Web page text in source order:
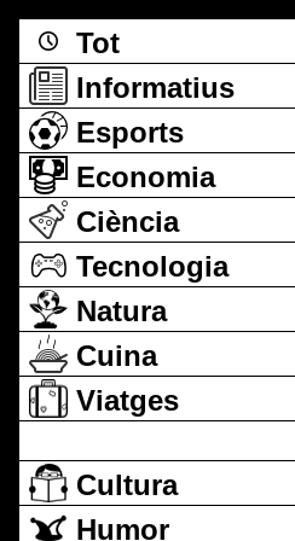
Tot
Informatius
Esports
Economia
Ciència
Tecnologia
Natura
Cuina
Viatges
Cultura
Humor